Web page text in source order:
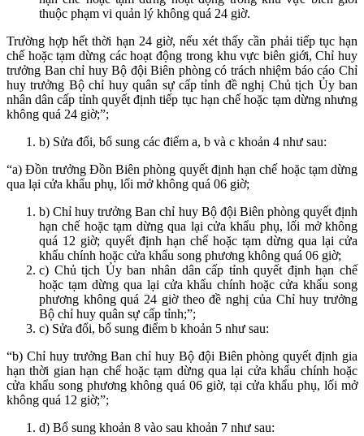
thuộc phạm vi quản lý không quá 24 giờ.
Trường hợp hết thời hạn 24 giờ, nếu xét thấy cần phải tiếp tục hạn
chế hoặc tạm dừng các hoạt động trong khu vực biên giới, Chỉ huy
trưởng Ban chỉ huy Bộ đội Biên phòng có trách nhiệm báo cáo Chỉ
huy trưởng Bộ chỉ huy quân sự cấp tỉnh đề nghị Chủ tịch Ủy ban
nhân dân cấp tỉnh quyết định tiếp tục hạn chế hoặc tạm dừng nhưng
không quá 24 giờ;”;
b) Sửa đổi, bổ sung các điểm a, b và c khoản 4 như sau:
“a) Đồn trưởng Đồn Biên phòng quyết định hạn chế hoặc tạm dừng
qua lại cửa khẩu phụ, lối mở không quá 06 giờ;
b) Chỉ huy trưởng Ban chỉ huy Bộ đội Biên phòng quyết định
hạn chế hoặc tạm dừng qua lại cửa khẩu phụ, lối mở không
quá 12 giờ; quyết định hạn chế hoặc tạm dừng qua lại cửa
khẩu chính hoặc cửa khẩu song phương không quá 06 giờ;
c) Chủ tịch Ủy ban nhân dân cấp tỉnh quyết định hạn chế
hoặc tạm dừng qua lại cửa khẩu chính hoặc cửa khẩu song
phương không quá 24 giờ theo đề nghị của Chỉ huy trưởng
Bộ chỉ huy quân sự cấp tỉnh;”;
c) Sửa đổi, bổ sung điểm b khoản 5 như sau:
“b) Chỉ huy trưởng Ban chỉ huy Bộ đội Biên phòng quyết định gia
hạn thời gian hạn chế hoặc tạm dừng qua lại cửa khẩu chính hoặc
cửa khẩu song phương không quá 06 giờ, tại cửa khẩu phụ, lối mở
không quá 12 giờ;”;
d) Bổ sung khoản 8 vào sau khoản 7 như sau: